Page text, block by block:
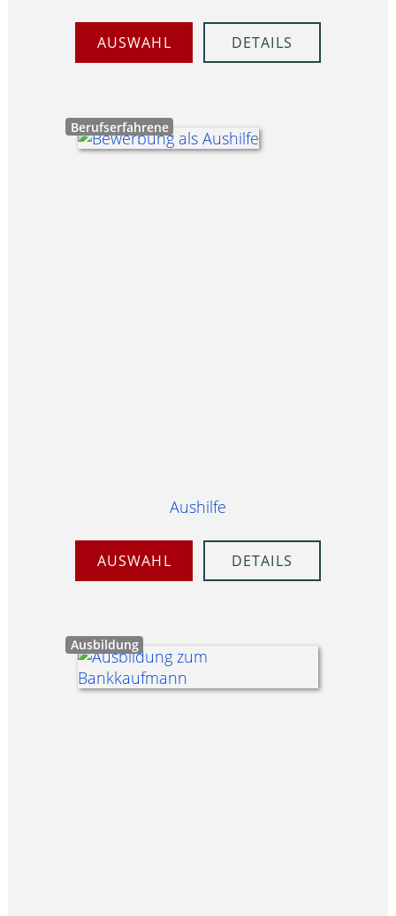
AUSWAHL DETAILS
Berufserfahrene
Aushilfe
AUSWAHL DETAILS
Ausbildung